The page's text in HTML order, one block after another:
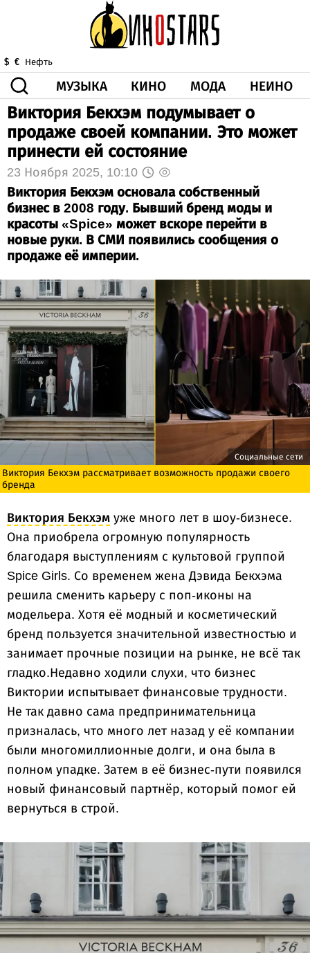
$ € Нефть
МУЗЫКА КИНО МОДА НЕИНО
ЗДОРОВЬЕ КОРОНА ИСКУССТВО
ДРУГОЕ
ВИДЕО
ГОРОСКОП
Виктория Бекхэм подумывает о
продаже своей компании. Это может
принести ей состояние
23 Ноября 2025, 10:10
Виктория Бекхэм основала собственный
бизнес в 2008 году. Бывший бренд моды и
красоты «Spice» может вскоре перейти в
новые руки. В СМИ появились сообщения о
продаже её империи.
Социальные сети
Виктория Бекхэм рассматривает возможность продажи своего
бренда
Виктория Бекхэм уже много лет в шоу-бизнесе.
Она приобрела огромную популярность
благодаря выступлениям с культовой группой
Spice Girls. Со временем жена Дэвида Бекхэма
решила сменить карьеру с поп-иконы на
модельера. Хотя её модный и косметический
бренд пользуется значительной известностью и
занимает прочные позиции на рынке, не всё так
гладко.Недавно ходили слухи, что бизнес
Виктории испытывает финансовые трудности.
Не так давно сама предпринимательница
призналась, что много лет назад у её компании
были многомиллионные долги, и она была в
полном упадке. Затем в её бизнес-пути появился
новый финансовый партнёр, который помог ей
вернуться в строй.